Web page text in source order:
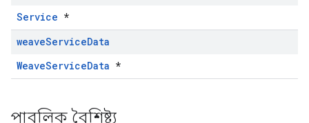
Service *
weaveServiceData
WeaveServiceData *
পাবলিক বৈশিষ্ট্য